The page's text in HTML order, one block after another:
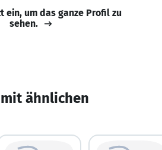
ein, um das ganze Profil zu
sehen.
ähnlichen